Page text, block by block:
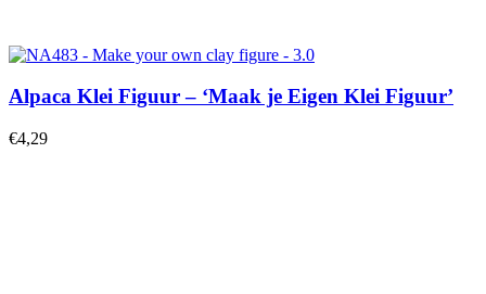
Alpaca Klei Figuur – ‘Maak je Eigen Klei Figuur’
€4,29